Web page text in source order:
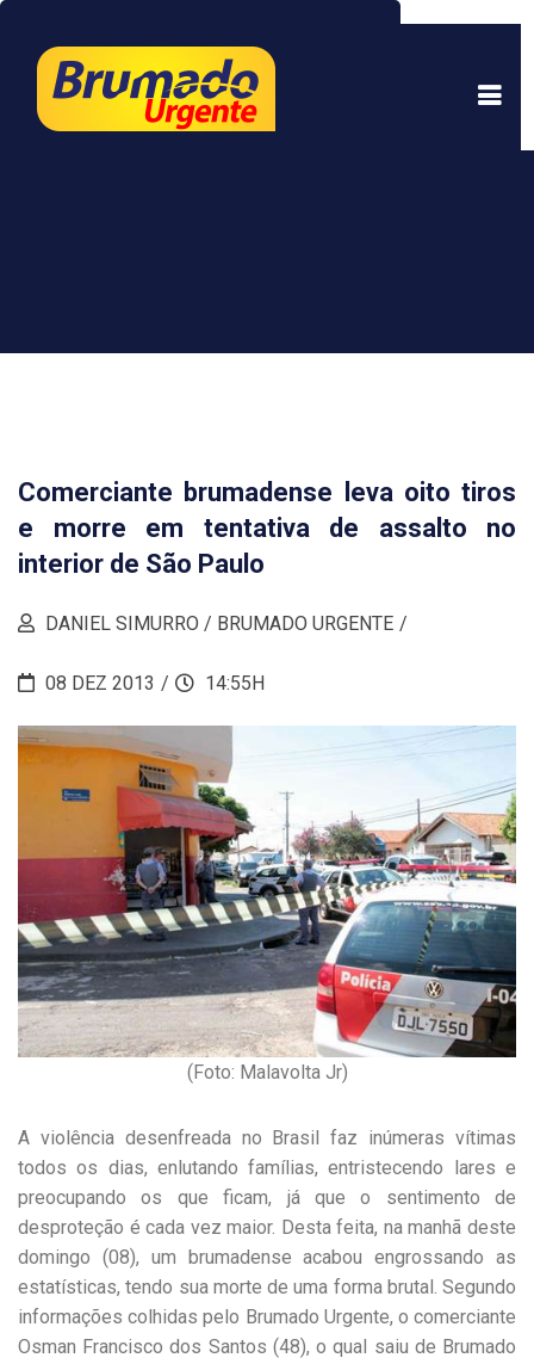
experiência. Ao continuar a navegar, você está
de acordo com isso.Saber mais.
Comerciante brumadense leva oito tiros
e morre em tentativa de assalto no
interior de São Paulo
DANIEL SIMURRO / BRUMADO URGENTE
08 DEZ 2013 14:55H
(Foto: Malavolta Jr)
A violência desenfreada no Brasil faz inúmeras vítimas
todos os dias, enlutando famílias, entristecendo lares e
preocupando os que ficam, já que o sentimento de
desproteção é cada vez maior. Desta feita, na manhã deste
domingo (08), um brumadense acabou engrossando as
estatísticas, tendo sua morte de uma forma brutal. Segundo
informações colhidas pelo Brumado Urgente, o comerciante
Osman Francisco dos Santos (48), o qual saiu de Brumado